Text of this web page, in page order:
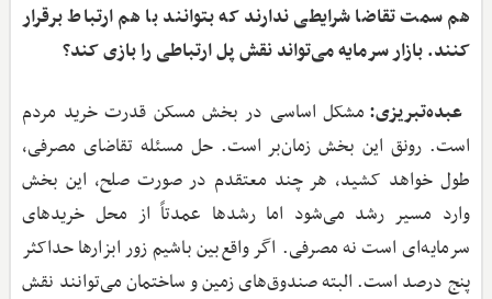
هم سمت تقاضا شرایطی ندارند که بتوانند با هم ارتباط برقرار
کنند. بازار سرمایه می‌تواند نقش پل ارتباطی را بازی کند؟
عبده‌تبریزی: مشکل اساسی در بخش مسکن قدرت خرید مردم
است. رونق این بخش زمان‌بر است. حل مسئله تقاضای مصرفی،
طول خواهد کشید، هر چند معتقدم در صورت صلح، این بخش
وارد مسیر رشد می‌شود اما رشدها عمدتاً از محل خریدهای
سرمایه‌ای است نه مصرفی. اگر واقع‌بین باشیم زور ابزارها حداکثر
پنج درصد است. البته صندوق‌های زمین و ساختمان می‌توانند نقش